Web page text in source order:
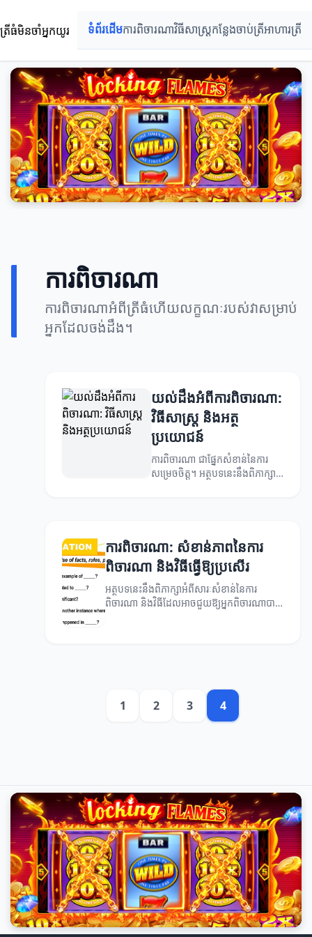
ត្រីធំមិនចាំអ្នកយូរ ទំព័រដើមការពិចារណាវិធីសាស្ត្រកន្លែងចាប់ត្រីអាហារត្រី
ការពិចារណា
ការពិចារណាអំពីត្រីធំហើយលក្ខណៈរបស់វាសម្រាប់
អ្នកដែលចង់ដឹង។
យល់ដឹងអំពីការពិចារណា:
វិធីសាស្រ្ត និងអត្ថ
ប្រយោជន៍
ការពិចារណា ជាផ្នែកសំខាន់នៃការ
សម្រេចចិត្ត។ អត្ថបទនេះនឹងពិភាក្សា
ការពិចារណា: សំខាន់ភាពនៃការ
ពិចារណា និងវិធីធ្វើឱ្យប្រសើរ
អត្ថបទនេះនឹងពិភាក្សាអំពីសារៈសំខាន់នៃការ
ពិចារណា និងវិធីដែលអាចជួយឱ្យអ្នកពិចារណាបាន
1 2 3 4